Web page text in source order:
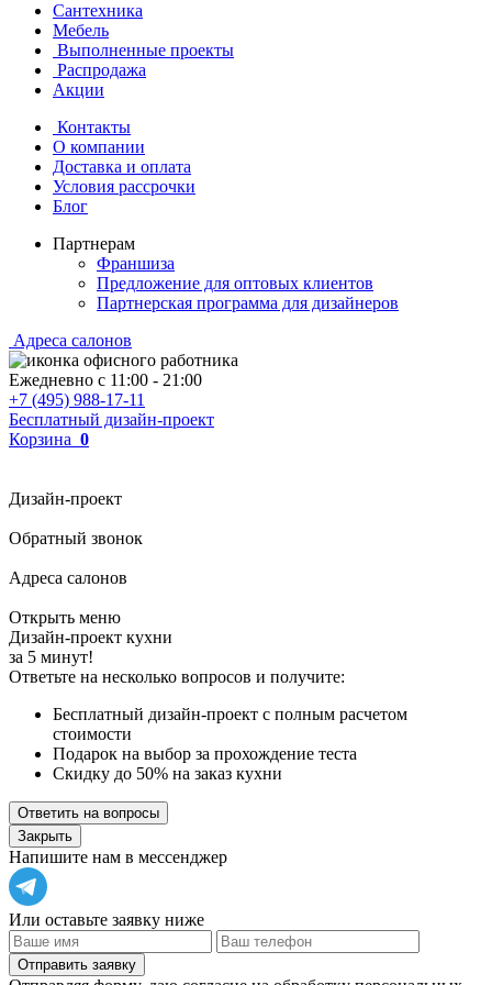
Сантехника
Мебель
Выполненные проекты
Распродажа
Акции
Контакты
О компании
Доставка и оплата
Условия рассрочки
Блог
Партнерам
Франшиза
Предложение для оптовых клиентов
Партнерская программа для дизайнеров
Адреса салонов
Ежедневно с 11:00 - 21:00
+7 (495) 988-17-11
Бесплатный дизайн-проект
Корзина 0
Дизайн-проект
Обратный звонок
Адреса салонов
Открыть меню
Дизайн-проект кухни
за 5 минут!
Ответьте на несколько вопросов и получите:
Бесплатный дизайн-проект с полным расчетом
стоимости
Подарок на выбор за прохождение теста
Скидку до 50% на заказ кухни
Ответить на вопросы
Закрыть
Напишите нам в мессенджер
Или оставьте заявку ниже
Отправить заявку